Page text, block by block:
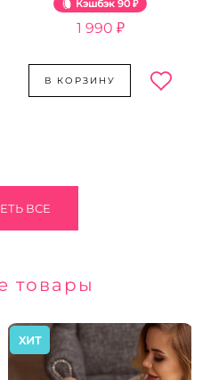
Кэшбэк 90 ₽
1 990 ₽
В КОРЗИНУ
ВСЕ
товары
ХИТ